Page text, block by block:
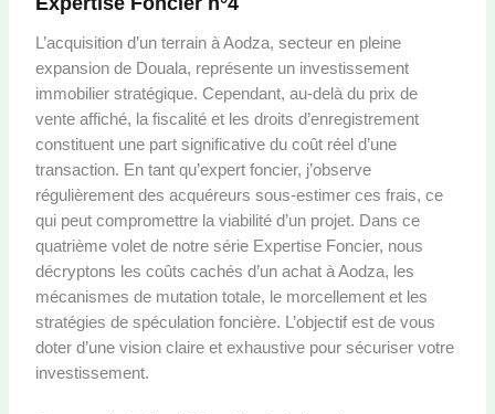
L’acquisition d’un terrain à Aodza, secteur en pleine
expansion de Douala, représente un investissement
immobilier stratégique. Cependant, au-delà du prix de
vente affiché, la fiscalité et les droits d’enregistrement
constituent une part significative du coût réel d’une
transaction. En tant qu’expert foncier, j’observe
régulièrement des acquéreurs sous-estimer ces frais, ce
qui peut compromettre la viabilité d’un projet. Dans ce
quatrième volet de notre série Expertise Foncier, nous
décryptons les coûts cachés d’un achat à Aodza, les
mécanismes de mutation totale, le morcellement et les
stratégies de spéculation foncière. L’objectif est de vous
doter d’une vision claire et exhaustive pour sécuriser votre
investissement.